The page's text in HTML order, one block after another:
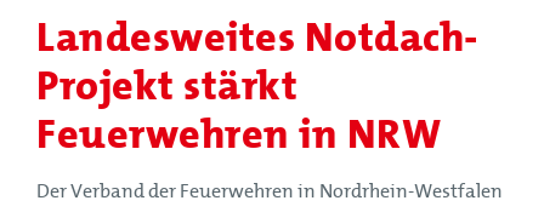
Landesweites Notdach-
Projekt stärkt
Feuerwehren in NRW
Der Verband der Feuerwehren in Nordrhein-Westfalen